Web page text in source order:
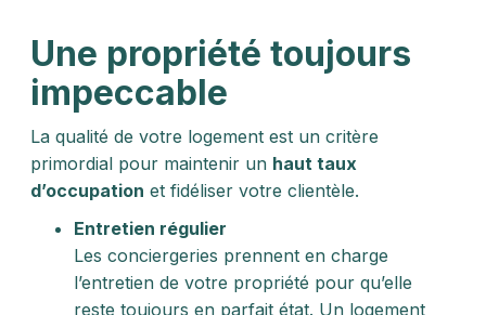
Une propriété toujours
impeccable
La qualité de votre logement est un critère
primordial pour maintenir un haut taux
d’occupation et fidéliser votre clientèle.
Entretien régulier
Les conciergeries prennent en charge
l’entretien de votre propriété pour qu’elle
reste toujours en parfait état. Un logement